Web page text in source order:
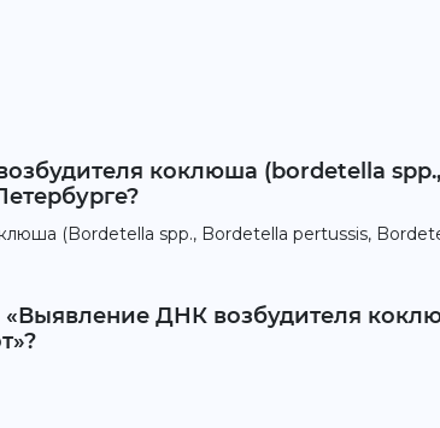
коклюша (bordetella
(Bordetella spp., Bordetella pertussis,
«Выявление ДНК возбудителя